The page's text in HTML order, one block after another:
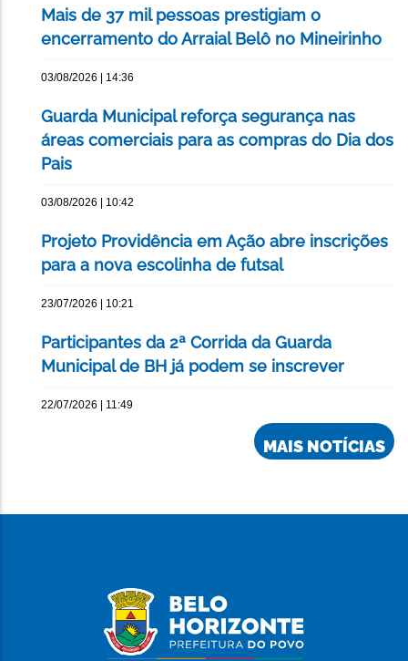
Mais de 37 mil pessoas prestigiam o
encerramento do Arraial Belô no Mineirinho
03/08/2026 | 14:36
Guarda Municipal reforça segurança nas
áreas comerciais para as compras do Dia dos
Pais
03/08/2026 | 10:42
Projeto Providência em Ação abre inscrições
para a nova escolinha de futsal
23/07/2026 | 10:21
Participantes da 2ª Corrida da Guarda
Municipal de BH já podem se inscrever
22/07/2026 | 11:49
MAIS NOTÍCIAS